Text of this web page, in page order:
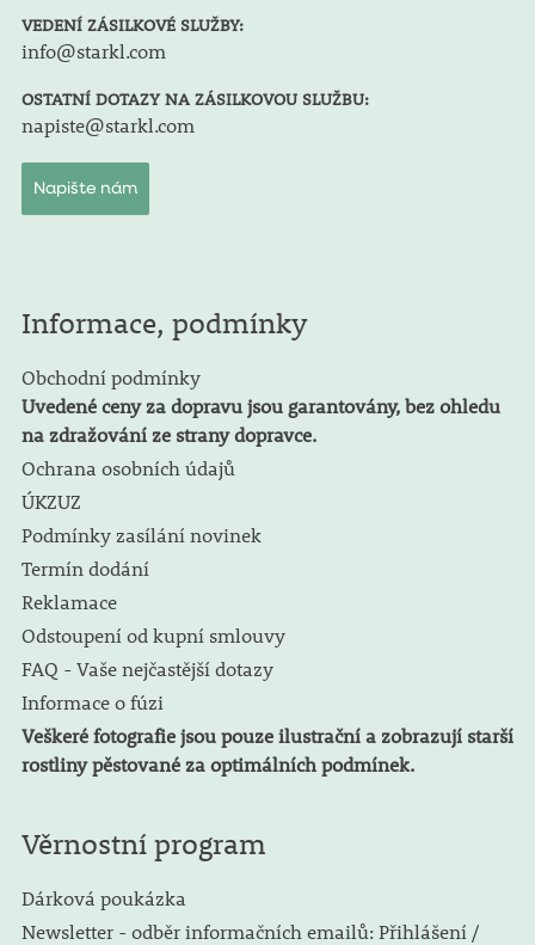
VEDENÍ ZÁSILKOVÉ SLUŽBY:
info@starkl.com
OSTATNÍ DOTAZY NA ZÁSILKOVOU SLUŽBU:
napiste@starkl.com
Napište nám
Informace, podmínky
Obchodní podmínky
Uvedené ceny za dopravu jsou garantovány, bez ohledu
na zdražování ze strany dopravce.
Ochrana osobních údajů
ÚKZUZ
Podmínky zasílání novinek
Termín dodání
Reklamace
Odstoupení od kupní smlouvy
FAQ - Vaše nejčastější dotazy
Informace o fúzi
Veškeré fotografie jsou pouze ilustrační a zobrazují starší
rostliny pěstované za optimálních podmínek.
Věrnostní program
Dárková poukázka
Newsletter - odběr informačních emailů: Přihlášení /